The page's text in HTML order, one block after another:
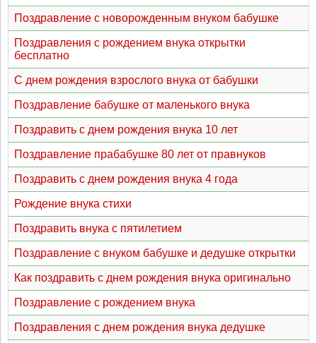
Поздравление с новорожденным внуком бабушке
Поздравления с рождением внука открытки
бесплатно
С днем рождения взрослого внука от бабушки
Поздравление бабушке от маленького внука
Поздравить с днем рождения внука 10 лет
Поздравление прабабушке 80 лет от правнуков
Поздравить с днем рождения внука 4 года
Рождение внука стихи
Поздравить внука с пятилетием
Поздравление с внуком бабушке и дедушке открытки
Как поздравить с днем рождения внука оригинально
Поздравление с рождением внука
Поздравления с днем рождения внука дедушке